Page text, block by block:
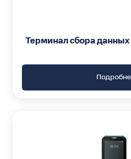
Терминал сбора данных